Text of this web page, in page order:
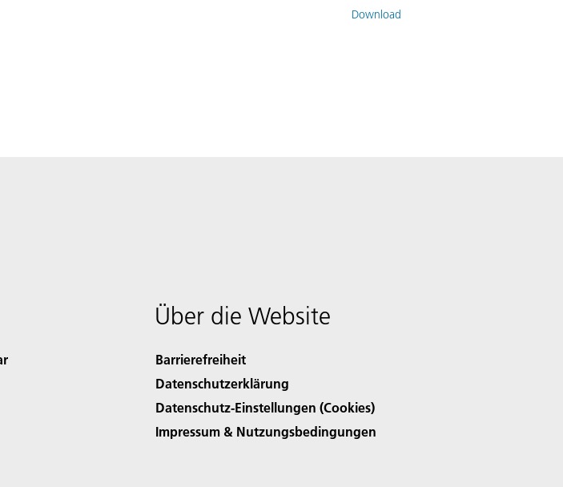
Download
Über die Website
Barrierefreiheit
Datenschutzerklärung
Datenschutz-Einstellungen (Cookies)
Impressum & Nutzungsbedingungen